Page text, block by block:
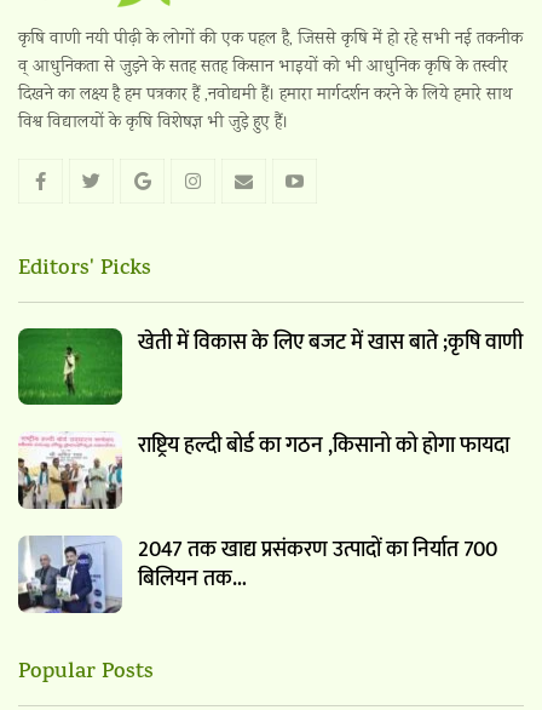
कृषि वाणी नयी पीढ़ी के लोगों की एक पहल है, जिससे कृषि में हो रहे सभी नई तकनीक
व् आधुनिकता से जुड़ने के सतह सतह किसान भाइयों को भी आधुनिक कृषि के तस्वीर
दिखने का लक्ष्य है हम पत्रकार हैं ,नवोद्यमी हैं। हमारा मार्गदर्शन करने के लिये हमारे साथ
विश्व विद्यालयों के कृषि विशेषज्ञ भी जुड़े हुए हैं।
Editors' Picks
खेती में विकास के लिए बजट में खास बाते ;कृषि वाणी
राष्ट्रिय हल्दी बोर्ड का गठन ,किसानो को होगा फायदा
2047 तक खाद्य प्रसंकरण उत्पादों का निर्यात 700
बिलियन तक…
Popular Posts